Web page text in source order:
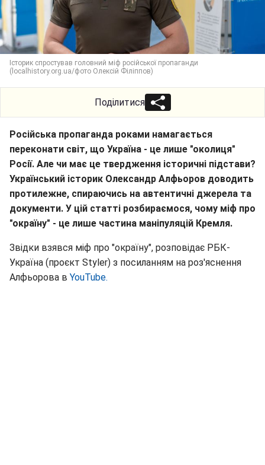
Історик спростував головний міф російської пропаганди
(localhistory.org.ua/фото Олексій Філіппов)
Поділитися
Російська пропаганда роками намагається
переконати світ, що Україна - це лише "околиця"
Росії. Але чи має це твердження історичні підстави?
Український історик Олександр Алфьоров доводить
протилежне, спираючись на автентичні джерела та
документи. У цій статті розбираємося, чому міф про
"окраїну" - це лише частина маніпуляцій Кремля.
Звідки взявся міф про "окраїну", розповідає РБК-
Україна (проєкт Styler) з посиланням на роз'яснення
Алфьорова в YouTube.